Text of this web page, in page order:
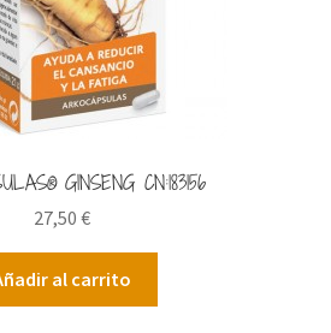
GINSENG CN:183156
27,50 €
al carrito